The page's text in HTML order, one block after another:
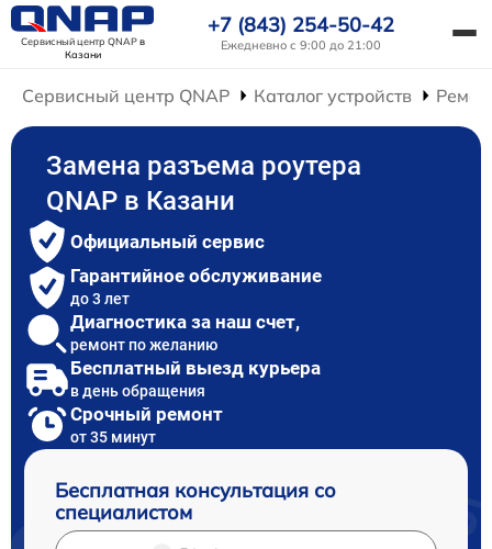
Сервисный центр QNAPв
Казани
+7 (843) 254-50-42
Ежедневно с 9:00 до 21:00
Сервисный центр QNAP Каталог устройств
Замена разъема роутера
QNAP в Казани
Официальный сервис
Гарантийное обслуживание
до 3 лет
Диагностика за наш счет,
ремонт по желанию
Бесплатный выезд курьера
в день обращения
Срочный ремонт
от 35 минут
Бесплатная консультация со
специалистом